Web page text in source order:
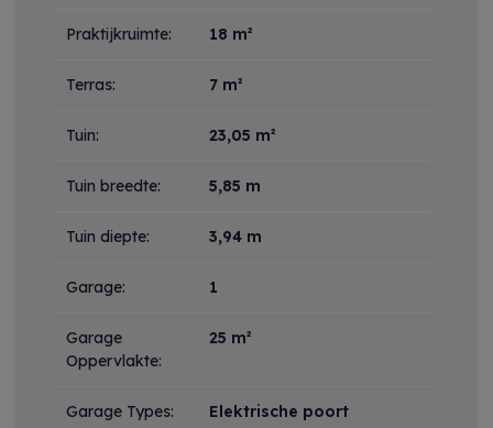
Praktijkruimte: 18 m²
Terras: 7 m²
Tuin: 23,05 m²
Tuin breedte: 5,85 m
Tuin diepte: 3,94 m
Garage: 1
Garage
Oppervlakte:
25 m²
Garage Types: Elektrische poort